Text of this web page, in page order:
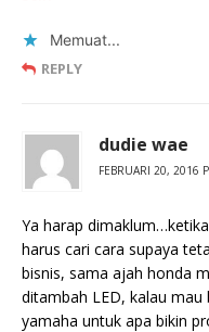
Memuat...
REPLY
dudie wae
FEBRUARI 20, 2016
Ya harap
harus cari cara supaya
bisnis, sama ajah honda
ditambah LED, kalau mau
yamaha untuk apa bikin